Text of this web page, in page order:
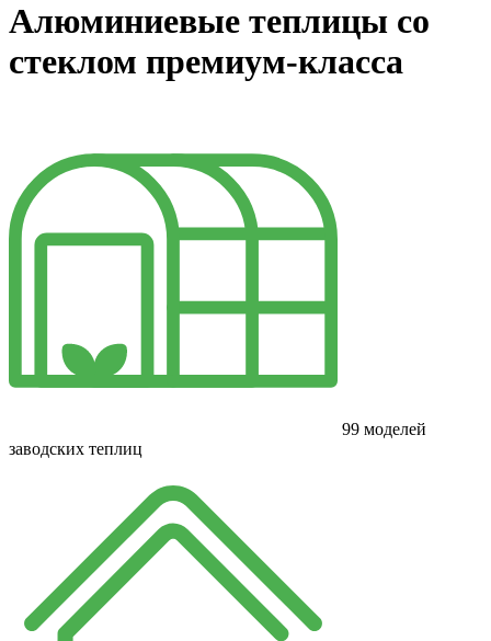
Алюминиевые теплицы со
стеклом премиум-класса
99 моделей
заводских теплиц